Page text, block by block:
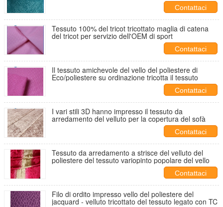
Contattaci
Tessuto 100% del tricot tricottato maglia di catena
del tricot per servizio dell'OEM di sport
Contattaci
Il tessuto amichevole del vello del poliestere di
Eco/poliestere su ordinazione tricotta il tessuto
Contattaci
I vari stili 3D hanno impresso il tessuto da
arredamento del velluto per la copertura del sofà
Contattaci
Tessuto da arredamento a strisce del velluto del
poliestere del tessuto variopinto popolare del vello
Contattaci
Filo di ordito impresso vello del poliestere del
jacquard - velluto tricottato del tessuto legato con TC